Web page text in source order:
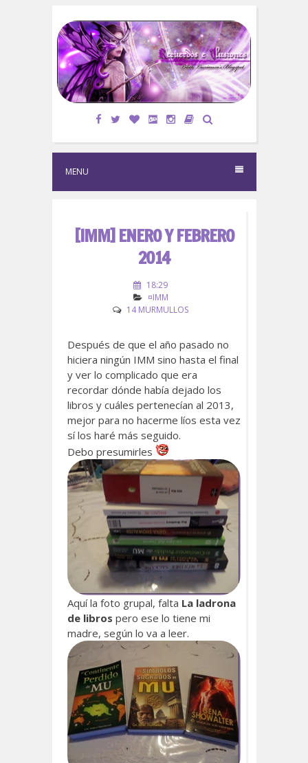
p
o
t
MENU
[IMM] ENERO Y FEBRERO
2014
18:29
¤IMM
14 MURMULLOS
Después de que el año pasado no
hiciera ningún IMM sino hasta el final
y ver lo complicado que era
recordar dónde había dejado los
libros y cuáles pertenecían al 2013,
mejor para no hacerme líos esta vez
sí los haré más seguido.
Debo presumirles
Aquí la foto grupal, falta La ladrona
de libros pero ese lo tiene mi
madre, según lo va a leer.